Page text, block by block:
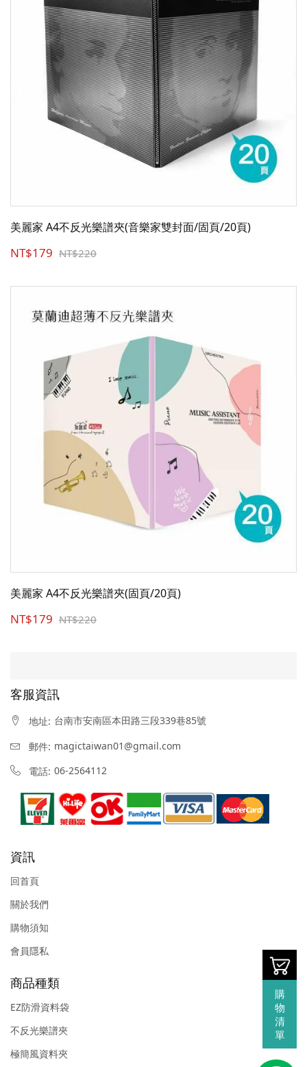
美麗家 A4不反光樂譜夾(音樂家雙封面/固頁/20頁)
NT$179 NT$220
美麗家 A4不反光樂譜夾(固頁/20頁)
NT$179 NT$220
客服資訊
地址: 台南市安南區本田路三段339巷85號
郵件: magictaiwan01@gmail.com
電話: 06-2564112
資訊
回首頁
關於我們
購物須知
會員隱私
商品種類
EZ防滑資料袋
不反光樂譜夾
極簡風資料夾
購
物
清
單